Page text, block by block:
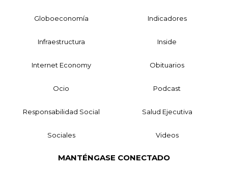
Globoeconomía Indicadores
Infraestructura Inside
Internet Economy Obituarios
Ocio Podcast
Responsabilidad Social Salud Ejecutiva
Sociales Videos
MANTÉNGASE CONECTADO